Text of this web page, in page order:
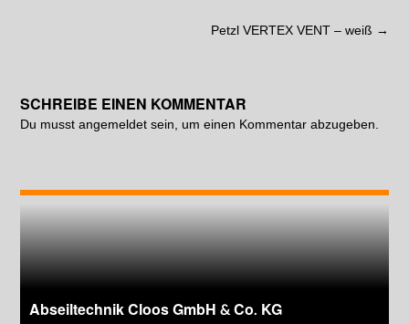
Petzl VERTEX VENT – weiß →
SCHREIBE EINEN KOMMENTAR
Du musst angemeldet sein, um einen Kommentar abzugeben.
Abseiltechnik Cloos GmbH & Co. KG